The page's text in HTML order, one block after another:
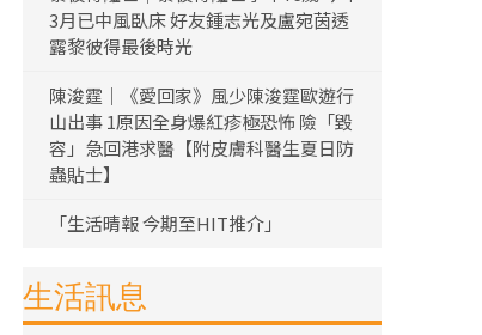
3月已中風臥床 好友鍾志光及盧宛茵透
露黎彼得最後時光
陳浚霆｜《愛回家》風少陳浚霆歐遊行
山出事 1原因全身爆紅疹極恐怖 險「毀
容」急回港求醫【附皮膚科醫生夏日防
蟲貼士】
「生活晴報 今期至HIT推介」
生活訊息